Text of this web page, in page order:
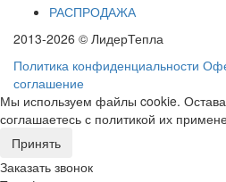
РАСПРОДАЖА
2013-2026 © ЛидерТепла
Политика конфиденциальности
соглашение
Мы используем файлы cookie.
соглашаетесь с политикой их
Принять
Заказать звонок